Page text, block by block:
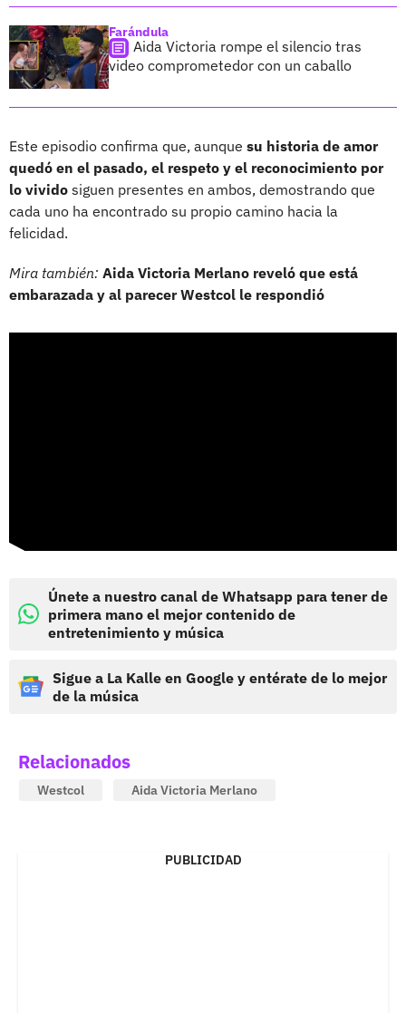
Farándula
Aida Victoria rompe el silencio tras
video comprometedor con un caballo
Este episodio confirma que, aunque su historia de amor
quedó en el pasado, el respeto y el reconocimiento por
lo vivido siguen presentes en ambos, demostrando que
cada uno ha encontrado su propio camino hacia la
felicidad.
Mira también: Aida Victoria Merlano reveló que está
embarazada y al parecer Westcol le respondió
Únete a nuestro canal de Whatsapp para tener de
primera mano el mejor contenido de
entretenimiento y música
Sigue a La Kalle en Google y entérate de lo mejor
de la música
Relacionados
Westcol Aida Victoria Merlano
PUBLICIDAD